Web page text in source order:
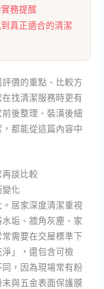
務提醒
真正適合的清潔
價的重點、比較方
找清潔服務時更有
後整理、裝潢後細
都能從這篇內容中
談比較
化
居家深度清潔重視
垢、牆角灰塵、家
需要在交屋標準下
」，還包含可檢
，因為現場常有粉
與五金表面保護膜